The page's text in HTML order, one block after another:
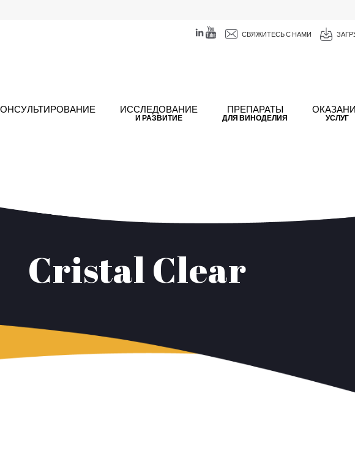
СВЯЖИТЕСЬ С НАМИ
ИССЛЕДОВАНИЕ
И РАЗВИТИЕ
ПРЕПАРАТЫ
ДЛЯ ВИНОДЕЛИЯ УСЛУГ
Cristal Clear